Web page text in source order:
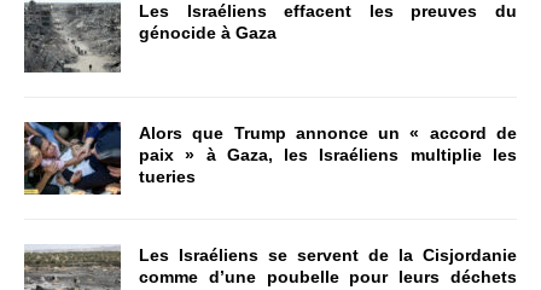
Les Israéliens effacent les preuves du
génocide à Gaza
Alors que Trump annonce un « accord de
paix » à Gaza, les Israéliens multiplie les
tueries
Les Israéliens se servent de la Cisjordanie
comme d’une poubelle pour leurs déchets